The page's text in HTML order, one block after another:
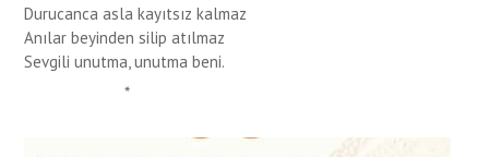
Durucanca asla kayıtsız kalmaz
Anılar beyinden silip atılmaz
Sevgili unutma, unutma beni.
*